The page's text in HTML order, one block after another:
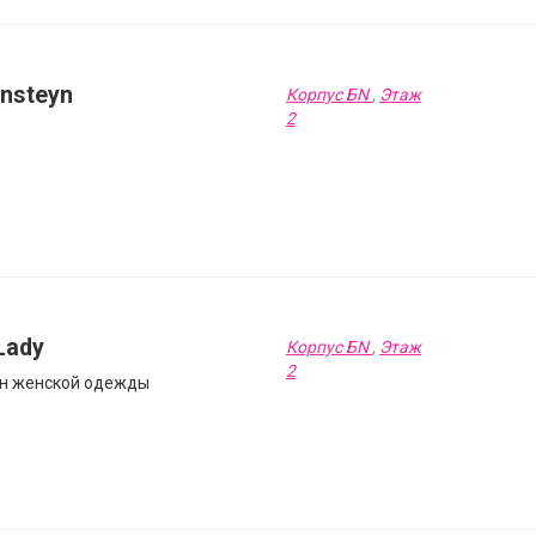
Корпус БN, Этаж
2
женской одежды
Корпус БN, Этаж
2